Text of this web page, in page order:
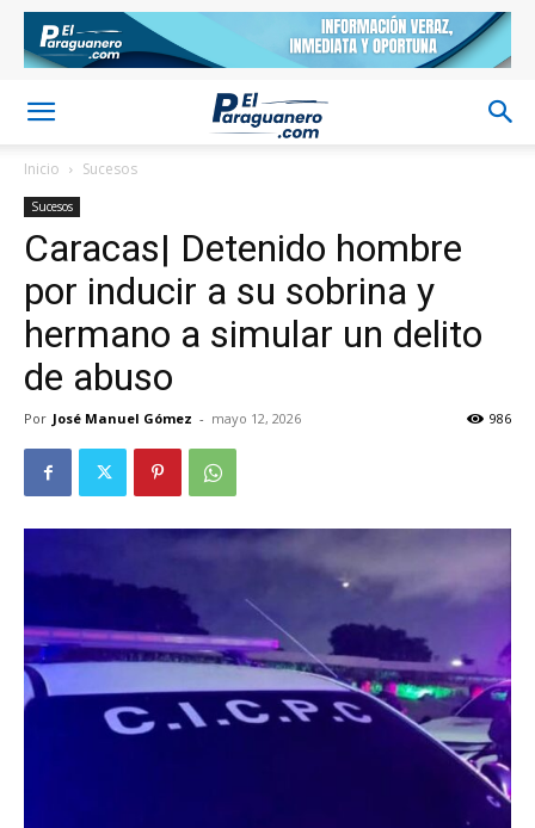
Inicio Sucesos
Sucesos
Caracas| Detenido hombre
por inducir a su sobrina y
hermano a simular un delito
de abuso
Por José Manuel Gómez - mayo 12, 2026 986